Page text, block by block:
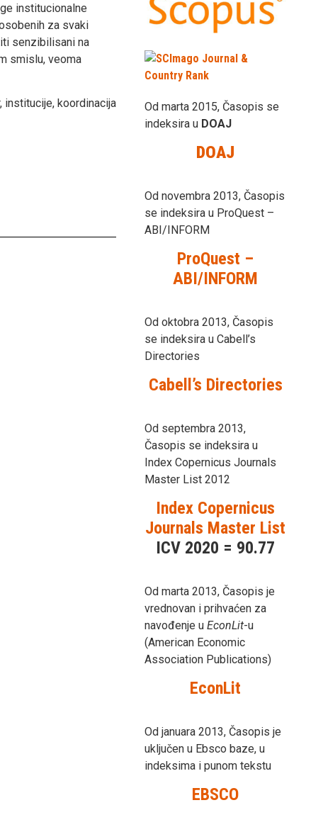
institucionalne
za svaki
senzibilisani na
smislu, veoma
institucije, koordinacija
Od marta 2015, Časopis se
indeksira u DOAJ
DOAJ
Od novembra 2013, Časopis
se indeksira u ProQuest –
ABI/INFORM
ProQuest –
ABI/INFORM
Od oktobra 2013, Časopis
se indeksira u Cabell’s
Directories
Cabell’s Directories
Od septembra 2013,
Časopis se indeksira u
Index Copernicus Journals
Master List 2012
Index Copernicus
Journals Master List
ICV 2020 = 90.77
Od marta 2013, Časopis je
vrednovan i prihvaćen za
navođenje u EconLit-u
(American Economic
Association Publications)
EconLit
Od januara 2013, Časopis je
uključen u Ebsco baze, u
indeksima i punom tekstu
EBSCO